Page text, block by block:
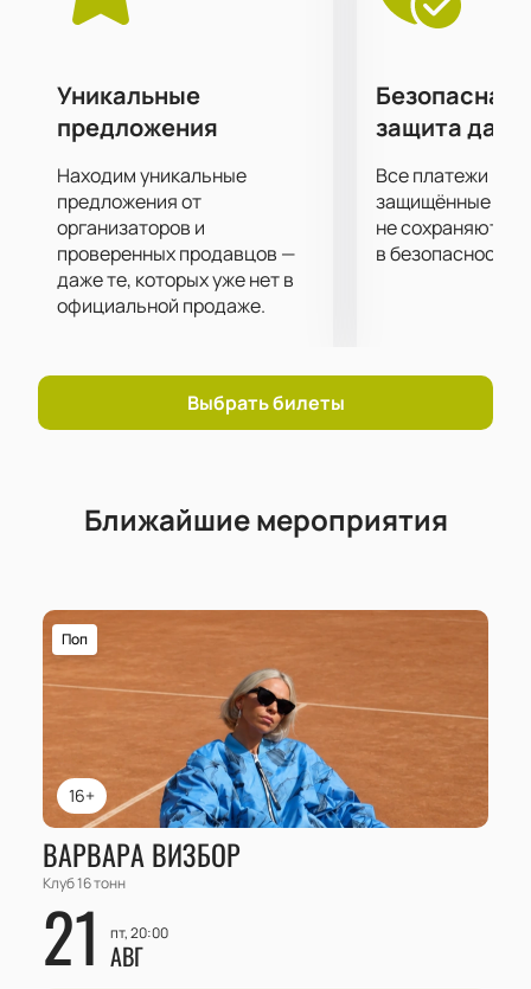
Большие экраны за сценой помогут рассмотреть
подробностях.
Уникальные
предложения
Находим уникальные
предложения от
организаторов и
проверенных продавцов —
даже те, которых уже нет в
официальной продаже.
Безопасная
защита
Все платежи
защищённые
не сохраняются
в безопасности.
Выбрать билеты
Ближайшие мероприятия
16+
Поп
ВАРВАРА ВИЗБОР
Клуб 16 тонн
21 пт, 20:00
АВГ